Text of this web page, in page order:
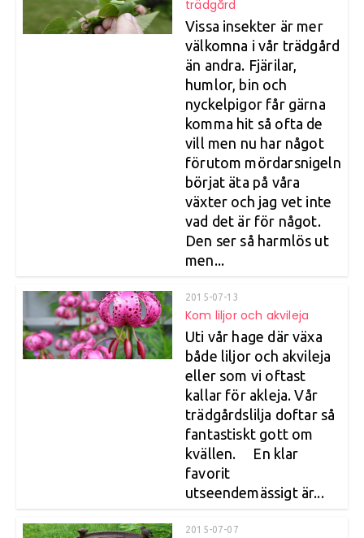
trädgård
Vissa insekter är mer
välkomna i vår trädgård
än andra. Fjärilar,
humlor, bin och
nyckelpigor får gärna
komma hit så ofta de
vill men nu har något
förutom mördarsnigeln
börjat äta på våra
växter och jag vet inte
vad det är för något.
Den ser så harmlös ut
men...
2015-07-13
Kom liljor och akvileja
Uti vår hage där växa
både liljor och akvileja
eller som vi oftast
kallar för akleja. Vår
trädgårdslilja doftar så
fantastiskt gott om
kvällen. En klar
favorit
utseendemässigt är...
2015-07-07